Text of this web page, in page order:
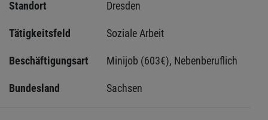
Standort
Dresden
Tätigkeitsfeld Soziale Arbeit
Beschäftigungsart Minijob (603€), Nebenberuflich
Bundesland Sachsen